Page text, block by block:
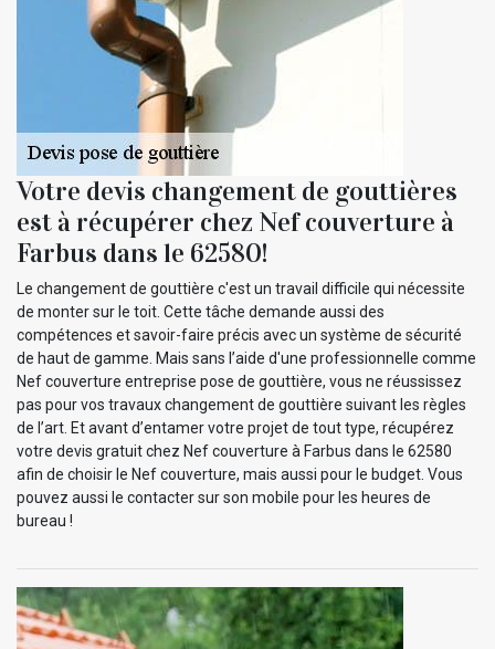
Votre devis changement de gouttières
est à récupérer chez Nef couverture à
Farbus dans le 62580!
Le changement de gouttière c'est un travail difficile qui nécessite
de monter sur le toit. Cette tâche demande aussi des
compétences et savoir-faire précis avec un système de sécurité
de haut de gamme. Mais sans l’aide d'une professionnelle comme
Nef couverture entreprise pose de gouttière, vous ne réussissez
pas pour vos travaux changement de gouttière suivant les règles
de l’art. Et avant d’entamer votre projet de tout type, récupérez
votre devis gratuit chez Nef couverture à Farbus dans le 62580
afin de choisir le Nef couverture, mais aussi pour le budget. Vous
pouvez aussi le contacter sur son mobile pour les heures de
bureau !